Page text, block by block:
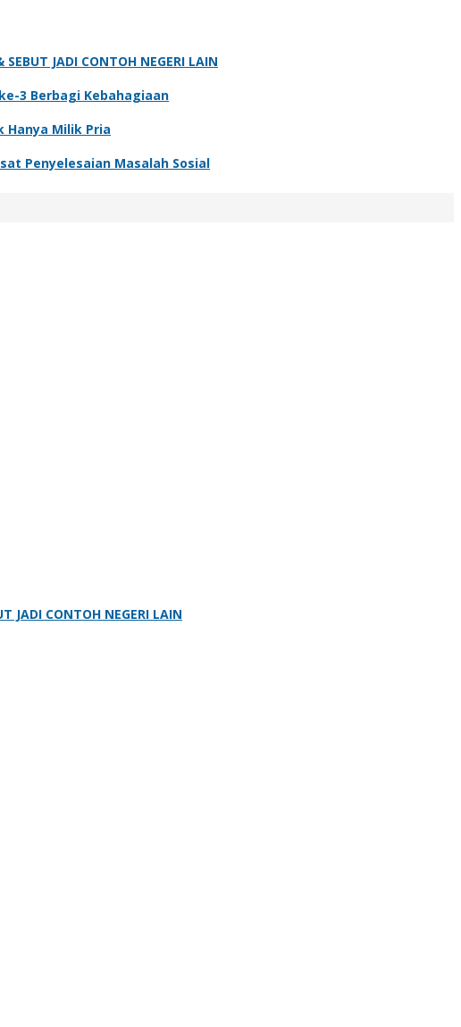
JADI CONTOH NEGERI LAIN
3 Berbagi Kebahagiaan
Hanya Milik Pria
Penyelesaian Masalah Sosial
JADI CONTOH NEGERI LAIN